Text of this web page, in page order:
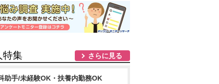
特集 さらに見る
助手/未経験OK・扶養内勤務OK